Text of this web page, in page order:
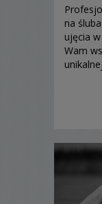
na
ujęcia
Wam